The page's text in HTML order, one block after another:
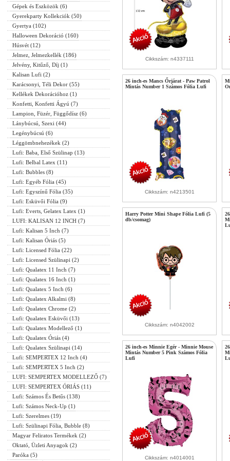
Gépek és Eszközök (6)
Gyerekparty Kollekciók (50)
Gyertya (102)
Halloween Dekoráció (160)
Húsvét (12)
Jelmez, Jelmezkellék (186)
Jelvény, Kitűző, Díj (1)
Kalisan Lufi (2)
Karácsonyi, Téli Dekor (55)
Kellékek Dekorációhoz (1)
Konfetti, Konfetti Ágyú (7)
Lampion, Füzér, Függődísz (6)
Lánybúcsú, Szexi (44)
Legénybúcsú (6)
Léggömbnehezékek (2)
Lufi: Baba, Első Szülinap (13)
Lufi: Belbal Latex (11)
Lufi: Bubbles (8)
Lufi: Egyéb Fólia (45)
Lufi: Egyszínű Fólia (35)
Lufi: Esküvői Fólia (9)
Lufi: Everts, Gelatex Latex (1)
LUFI: KALISAN 12 INCH (7)
Lufi: Kalisan 5 Inch (7)
Lufi: Kalisan Óriás (5)
Lufi: Licensed Fólia (22)
Lufi: Licensed Szülinapi (2)
Lufi: Qualatex 11 Inch (7)
Lufi: Qualatex 16 Inch (1)
Lufi: Qualatex 5 Inch (6)
Lufi: Qualatex Alkalmi (8)
Lufi: Qualatex Chrome (2)
Lufi: Qualatex Esküvői (13)
Lufi: Qualatex Modellező (1)
Lufi: Qualatex Óriás (4)
Lufi: Qualatex Szülinapi (14)
Lufi: SEMPERTEX 12 Inch (4)
Lufi: SEMPERTEX 5 Inch (2)
LUFI: SEMPERTEX MODELLEZŐ (7)
LUFI: SEMPERTEX ÓRIÁS (11)
Lufi: Számos És Betűs (138)
Lufi: Számos Neck-Up (1)
Lufi: Szerelmes (19)
Lufi: Szülinapi Fólia, Bubble (8)
Magyar Feliratos Termékek (2)
Oktató, Üzleti Anyagok (2)
Paróka (5)
Cikkszám: n4337111
26 inch-es Mancs Őrjárat - Paw Patrol
Mintás Number 1 Számos Fólia Lufi
Cikkszám: n4213501
Harry Potter Mini Shape Fólia Lufi (5
db/csomag)
Cikkszám: n4042002
26 inch-es Minnie Egér - Minnie Mouse
Mintás Number 5 Pink Számos Fólia
Lufi
Cikkszám: n4014001